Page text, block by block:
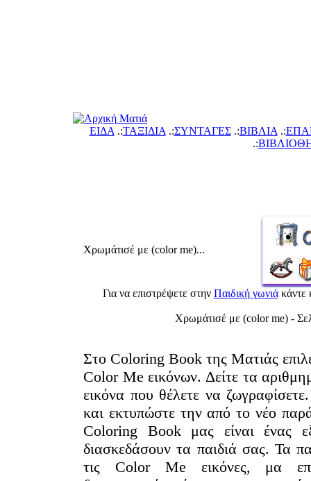
ΕΙΔΑ .:ΤΑΞΙΔΙΑ .:ΣΥΝΤΑΓΕΣ.:ΙΒΛΙΑ .:
.:
Χρωμάτισέ με (color me)...
Για να επιστρέψετε στην Παιδική γωνιάκάντε
Χρωμάτισέ με (color me) -
Στο Coloring Book της Ματιάς
Color Me εικόνων. Δείτε τα
εικόνα που θέλετε να
και εκτυπώστε την από το νέο
Coloring Book μας είναι ένας
διασκεδάσουν τα παιδιά σας. Τα
τις Color Me εικόνες, μα